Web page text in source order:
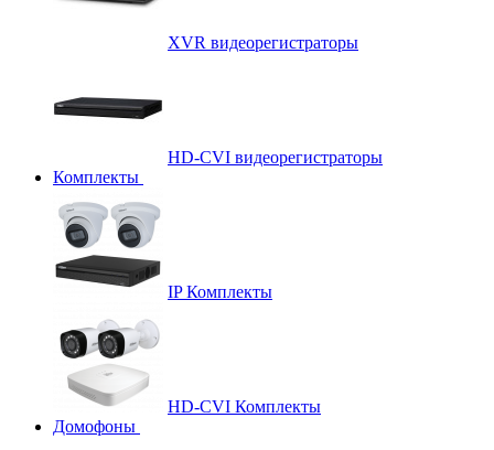
XVR видеорегистраторы
HD-CVI видеорегистраторы
Комплекты
IP Комплекты
HD-CVI Комплекты
Домофоны